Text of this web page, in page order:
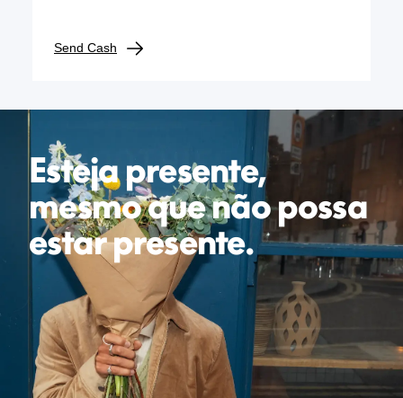
Send Cash
Esteja presente,
mesmo que não possa
estar presente.